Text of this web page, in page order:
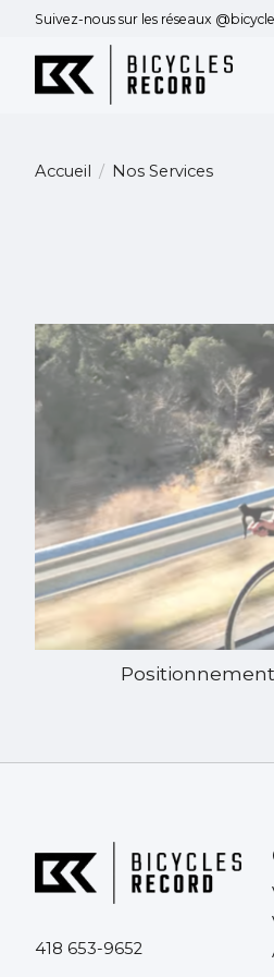
Suivez-nous sur les réseaux
Accueil / Nos Services
Positionnement
418 653-9652